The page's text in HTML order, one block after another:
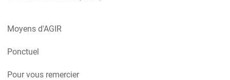
Moyens d'AGIR
Ponctuel
Pour vous remercier